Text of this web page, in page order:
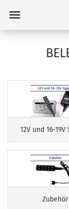
12V und 16-19V
Zubehör